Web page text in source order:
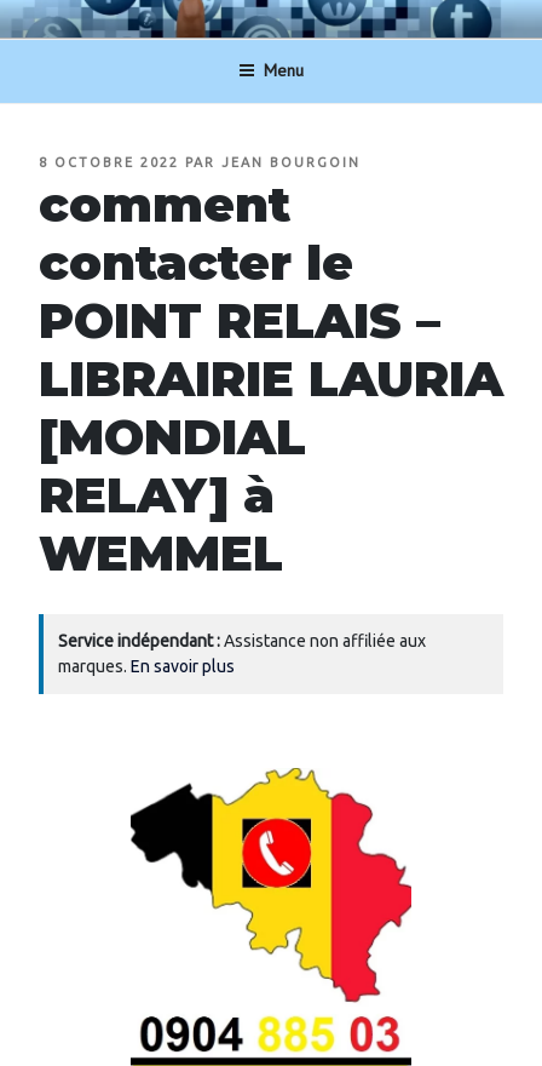
Aller
au
principal
NUMERO-SERVICECLIENT.BE
Menu
PUBLIÉ
8 OCTOBRE 2022 PAR JEAN BOURGOIN
comment
contacter le
POINT RELAIS –
LIBRAIRIE LAURIA
[MONDIAL
RELAY] à
WEMMEL
Service indépendant :Assistance non affiliée aux
marques. En savoir plus